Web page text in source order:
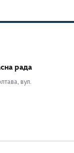
рада
вул.